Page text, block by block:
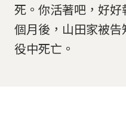
死。你活著吧，好
個月後，山田家被
役中死亡。